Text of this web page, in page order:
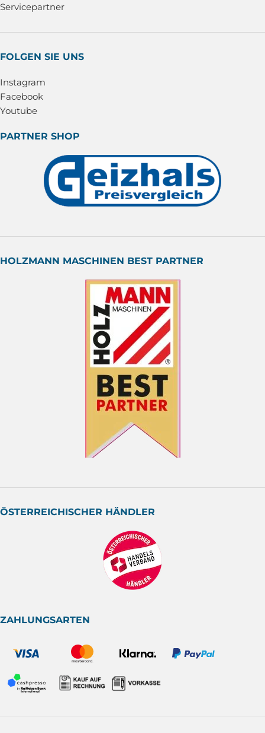
Servicepartner
FOLGEN SIE UNS
Instagram
Facebook
Youtube
PARTNER SHOP
HOLZMANN MASCHINEN BEST PARTNER
ÖSTERREICHISCHER HÄNDLER
ZAHLUNGSARTEN